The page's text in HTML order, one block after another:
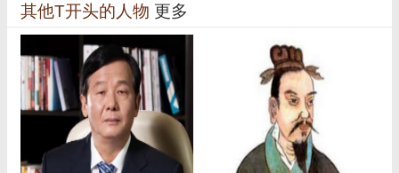
其他T开头的人物 更多